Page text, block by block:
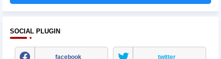
SOCIAL PLUGIN
facebook twitter